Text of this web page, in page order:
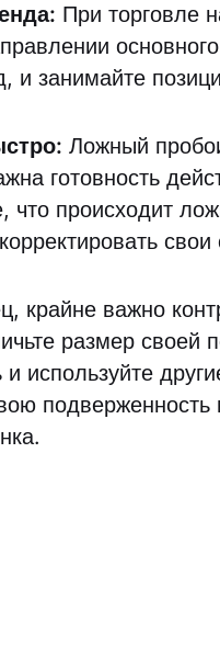
При торговле
и занимайте
Ложный
готовность
что происходит
крайне важно
размер своей
используйте
подверженность